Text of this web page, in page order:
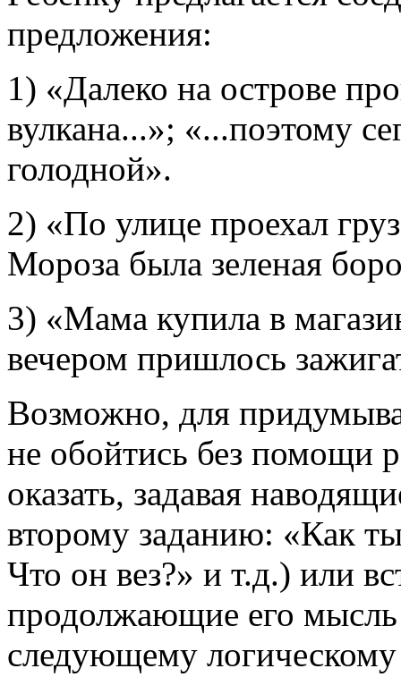
предложения:
1) «Далеко на острове
вулкана...»; «...поэтому
голодной».
2) «По улице проехал
Мороза была зеленая
3) «Мама купила в
вечером пришлось
Возможно, для
не обойтись без помощи
оказать, задавая
второму заданию: «Как
Что он вез?» и т.д.) или
продолжающие его
следующему логическому